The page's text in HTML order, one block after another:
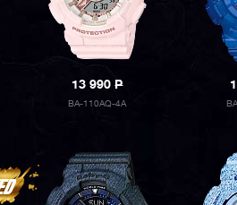
13 990P
BA-110AQ-4A